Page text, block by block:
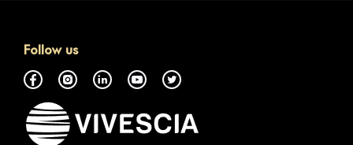
Follow us